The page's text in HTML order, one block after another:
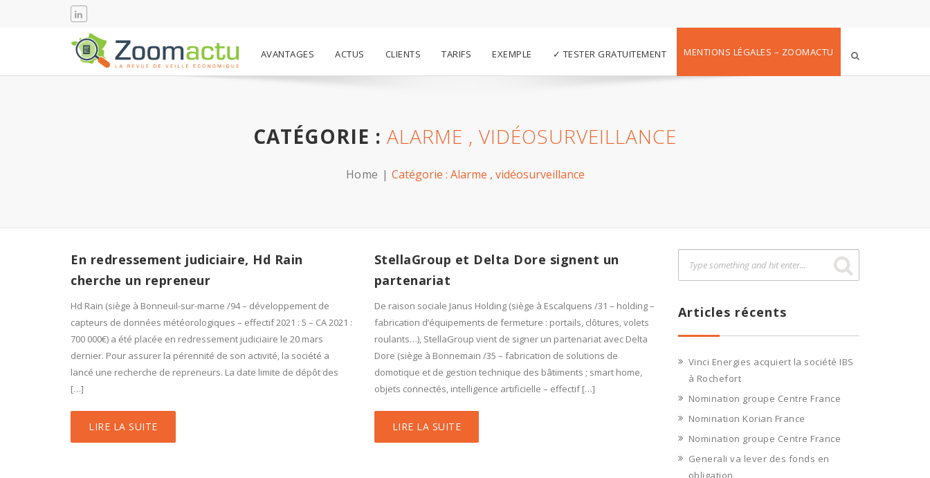
AVANTAGES ACTUS CLIENTS TARIFS EXEMPLE ✓ TESTER GRATUITEMENT MENTIONS LÉGALES – ZOOMACTU
CATÉGORIE : ALARME , VIDÉOSURVEILLANCE
Home Catégorie : Alarme , vidéosurveillance
En redressement judiciaire, Hd Rain
cherche un repreneur
Hd Rain (siège à Bonneuil-sur-marne /94 – développement de
capteurs de données météorologiques – effectif 2021 : 5 – CA 2021 :
700 000€) a été placée en redressement judiciaire le 20 mars
dernier. Pour assurer la pérennité de son activité, la société a
lancé une recherche de repreneurs. La date limite de dépôt des
[…]
LIRE LA SUITE
StellaGroup et Delta Dore signent un
partenariat
De raison sociale Janus Holding (siège à Escalquens /31 – holding –
fabrication d’équipements de fermeture : portails, clôtures, volets
roulants…), StellaGroup vient de signer un partenariat avec Delta
Dore (siège à Bonnemain /35 – fabrication de solutions de
domotique et de gestion technique des bâtiments ; smart home,
objets connectés, intelligence artificielle – effectif […]
LIRE LA SUITE
Articles récents
Vinci Energies acquiert la société IBS
à Rochefort
Nomination groupe Centre France
Nomination Korian France
Nomination groupe Centre France
Generali va lever des fonds en
obligation